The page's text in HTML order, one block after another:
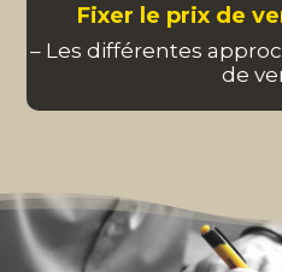
Fixer le prix de
– Les différentes
de